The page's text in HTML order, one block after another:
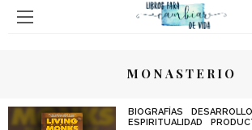
MONASTERIO
BIOGRAFÍAS
ESPIRITUALIDAD